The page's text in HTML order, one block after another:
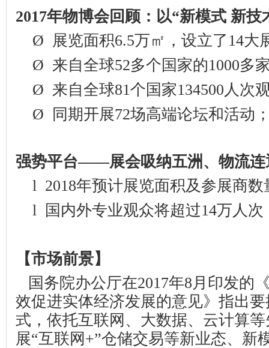
2017年物博会回顾：以“新模式 新技
Ø
展览面积6.5万㎡，设立了 14大
Ø 来自全球52多个国家的1000多
Ø 来自全球81个国家134500人次
Ø
同期开展72场高端论坛和活动
强势平台——展会吸纳五洲、物流连
l 2018年预计展览面积及参展商数
l
国内外专业观众将超过14万人次
【市场前景】
国务院办公厅在2017年8月印发的
效促进实体经济发展的意见》指出
式，依托互联网、大数据、云计算
展“互联网+”仓储交易等新业态、新